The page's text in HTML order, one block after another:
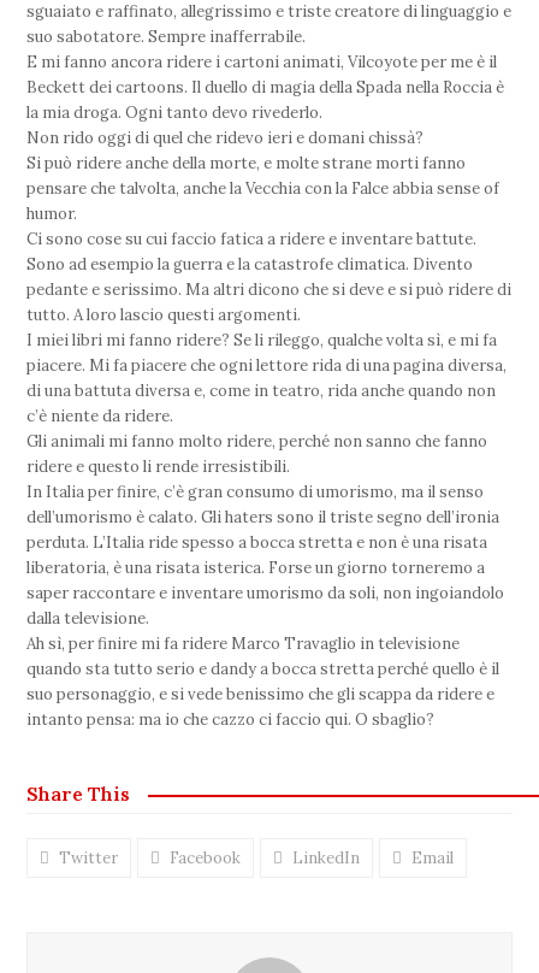
sguaiato e raffinato, allegrissimo e triste creatore di linguaggio e
suo sabotatore. Sempre inafferrabile.
E mi fanno ancora ridere i cartoni animati, Vilcoyote per me è il
Beckett dei cartoons. Il duello di magia della Spada nella Roccia è
la mia droga. Ogni tanto devo rivederlo.
Non rido oggi di quel che ridevo ieri e domani chissà?
Si può ridere anche della morte, e molte strane morti fanno
pensare che talvolta, anche la Vecchia con la Falce abbia sense of
humor.
Ci sono cose su cui faccio fatica a ridere e inventare battute.
Sono ad esempio la guerra e la catastrofe climatica. Divento
pedante e serissimo. Ma altri dicono che si deve e si può ridere di
tutto. A loro lascio questi argomenti.
I miei libri mi fanno ridere? Se li rileggo, qualche volta sì, e mi fa
piacere. Mi fa piacere che ogni lettore rida di una pagina diversa,
di una battuta diversa e, come in teatro, rida anche quando non
c’è niente da ridere.
Gli animali mi fanno molto ridere, perché non sanno che fanno
ridere e questo li rende irresistibili.
In Italia per finire, c’è gran consumo di umorismo, ma il senso
dell’umorismo è calato. Gli haters sono il triste segno dell’ironia
perduta. L’Italia ride spesso a bocca stretta e non è una risata
liberatoria, è una risata isterica. Forse un giorno torneremo a
saper raccontare e inventare umorismo da soli, non ingoiandolo
dalla televisione.
Ah sì, per finire mi fa ridere Marco Travaglio in televisione
quando sta tutto serio e dandy a bocca stretta perché quello è il
suo personaggio, e si vede benissimo che gli scappa da ridere e
intanto pensa: ma io che cazzo ci faccio qui. O sbaglio?
Share This
Twitter Facebook LinkedIn Email